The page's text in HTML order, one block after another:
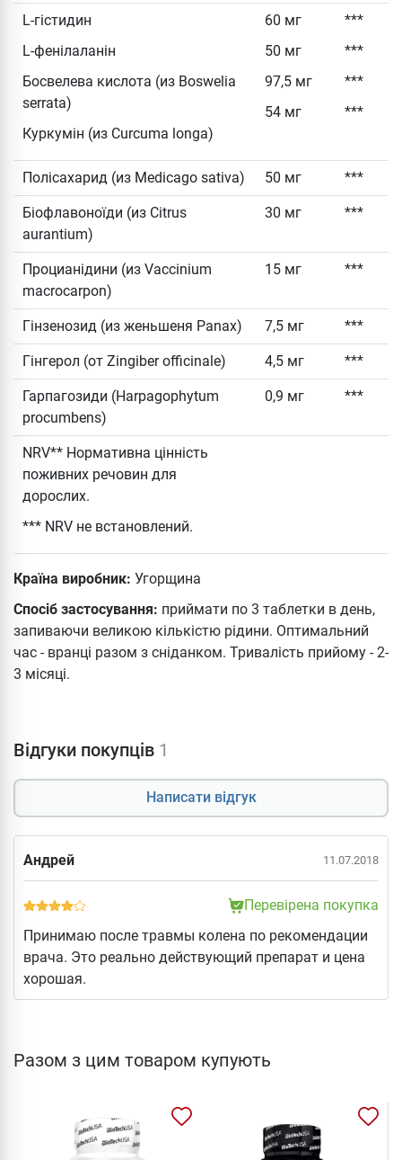
L-гістидин
L-фенілаланін
Босвелева кислота (из Boswelia
serrata)
Куркумін (из Curcuma longa)
60 мг
50 мг
97,5 мг
54 мг
***
***
***
***
Полісахарид (из Medicago sativa) 50 мг ***
Біофлавоноїди (из Citrus
aurantium)
30 мг ***
Процианідини (из Vaccinium
macrocarpon)
15 мг ***
Гінзенозид (из женьшеня Panax) 7,5 мг ***
Гінгерол (от Zingiber officinale) 4,5 мг ***
Гарпагозиди (Harpagophytum
procumbens)
0,9 мг ***
NRV** Нормативна цінність
поживних речовин для
дорослих.
*** NRV не встановлений.
Країна виробник: Угорщина
Спосіб застосування: приймати по 3 таблетки в день,
запиваючи великою кількістю рідини. Оптимальний
час - вранці разом з сніданком. Тривалість прийому - 2-
3 місяці.
Відгуки покупців 1
Написати відгук
Андрей 11.07.2018
Перевірена покупка
Принимаю после травмы колена по рекомендации
врача. Это реально действующий препарат и цена
хорошая.
Разом з цим товаром купують